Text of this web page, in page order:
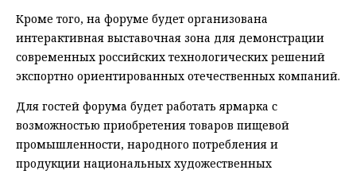
Кроме того, на форуме будет организована
интерактивная выставочная зона для демонстрации
современных российских технологических решений
экспортно ориентированных отечественных компаний.
Для гостей форума будет работать ярмарка с
возможностью приобретения товаров пищевой
промышленности, народного потребления и
продукции национальных художественных